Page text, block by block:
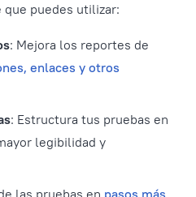
que puedes utilizar:
: Mejora los reportes de
enlaces y otros
: Estructura tus pruebas en
legibilidad y
las pruebas en pasos más